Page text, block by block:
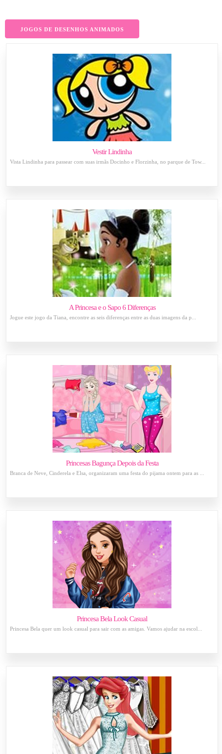
JOGOS DE DESENHOS ANIMADOS
Vestir Lindinha
Vista Lindinha para passear com suas irmãs Docinho e Florzinha, no parque de Tow...
A Princesa e o Sapo 6 Diferenças
Jogue este jogo da Tiana, encontre as seis diferenças entre as duas imagens da p...
Princesas Bagunça Depois da Festa
Branca de Neve, Cinderela e Elsa, organizaram uma festa do pijama ontem para as ...
Princesa Bela Look Casual
Princesa Bela quer um look casual para sair com as amigas. Vamos ajudar na escol...